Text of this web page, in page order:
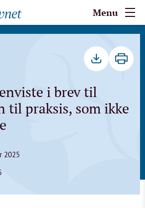
Menu
i brev til
til praksis, som ikke
2025